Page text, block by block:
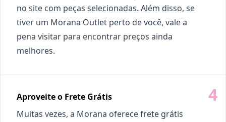
no site com peças selecionadas. Além disso, se
tiver um Morana Outlet perto de você, vale a
pena visitar para encontrar preços ainda
melhores.
Aproveite o Frete Grátis
Muitas vezes, a Morana oferece frete grátis